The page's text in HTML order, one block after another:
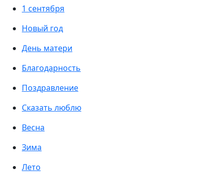
1 сентября
Новый год
День матери
Благодарность
Поздравление
Сказать люблю
Весна
Зима
Лето